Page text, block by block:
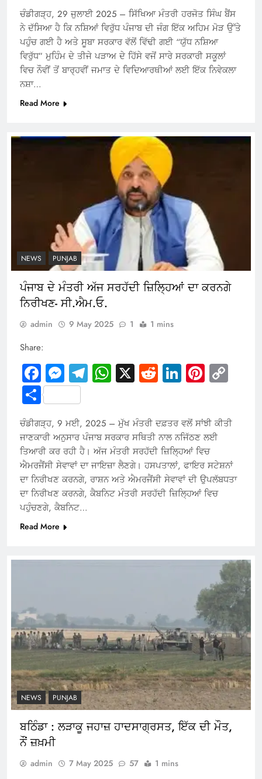
ਚੰਡੀਗੜ੍ਹ, 29 ਜੁਲਾਈ 2025 – ਸਿੱਖਿਆ ਮੰਤਰੀ ਹਰਜੋਤ ਸਿੰਘ ਬੈਂਸ
ਨੇ ਦੱਸਿਆ ਹੈ ਕਿ ਨਸ਼ਿਆਂ ਵਿਰੁੱਧ ਪੰਜਾਬ ਦੀ ਜੰਗ ਇੱਕ ਅਹਿਮ ਮੋੜ ਉੱਤੇ
ਪਹੁੰਚ ਗਈ ਹੈ ਅਤੇ ਸੂਬਾ ਸਰਕਾਰ ਵੱਲੋਂ ਵਿੱਢੀ ਗਈ “ਯੁੱਧ ਨਸ਼ਿਆ
ਵਿਰੁੱਧ” ਮੁਹਿੰਮ ਦੇ ਤੀਜੇ ਪੜਾਅ ਦੇ ਹਿੱਸੇ ਵਜੋਂ ਸਾਰੇ ਸਰਕਾਰੀ ਸਕੂਲਾਂ
ਵਿਚ ਨੌਵੀਂ ਤੋਂ ਬਾਰ੍ਹਵੀਂ ਜਮਾਤ ਦੇ ਵਿਦਿਆਰਥੀਆਂ ਲਈ ਇੱਕ ਨਿਵੇਕਲਾ
ਨਸ਼ਾ…
Read More
NEWS PUNJAB
ਪੰਜਾਬ ਦੇ ਮੰਤਰੀ ਅੱਜ ਸਰਹੱਦੀ ਜ਼ਿਲ੍ਹਿਆਂ ਦਾ ਕਰਨਗੇ
ਨਿਰੀਖਣ- ਸੀ.ਐਮ.ਓ.
admin 9 May 2025 1 1 mins
Share:
Facebook
Messenger
Telegram
WhatsApp
X RedditLinkedIn
Share
ਚੰਡੀਗੜ੍ਹ, 9 ਮਈ, 2025 – ਮੁੱਖ ਮੰਤਰੀ ਦਫ਼ਤਰ ਵਲੋਂ ਸਾਂਝੀ ਕੀਤੀ
ਜਾਣਕਾਰੀ ਅਨੁਸਾਰ ਪੰਜਾਬ ਸਰਕਾਰ ਸਥਿਤੀ ਨਾਲ ਨਜਿੱਠਣ ਲਈ
ਤਿਆਰੀ ਕਰ ਰਹੀ ਹੈ। ਅੱਜ ਮੰਤਰੀ ਸਰਹੱਦੀ ਜ਼ਿਲ੍ਹਿਆਂ ਵਿਚ
ਐਮਰਜੈਂਸੀ ਸੇਵਾਵਾਂ ਦਾ ਜਾਇਜ਼ਾ ਲੈਣਗੇ। ਹਸਪਤਾਲਾਂ, ਫਾਇਰ ਸਟੇਸ਼ਨਾਂ
ਦਾ ਨਿਰੀਖਣ ਕਰਨਗੇ, ਰਾਸ਼ਨ ਅਤੇ ਐਮਰਜੈਂਸੀ ਸੇਵਾਵਾਂ ਦੀ ਉਪਲੱਬਧਤਾ
ਦਾ ਨਿਰੀਖਣ ਕਰਨਗੇ, ਕੈਬਨਿਟ ਮੰਤਰੀ ਸਰਹੱਦੀ ਜ਼ਿਲ੍ਹਿਆਂ ਵਿਚ
ਪਹੁੰਚਣਗੇ, ਕੈਬਨਿਟ…
Read More
NEWS PUNJAB
ਬਠਿੰਡਾ : ਲੜਾਕੂ ਜਹਾਜ਼ ਹਾਦਸਾਗ੍ਰਸਤ, ਇੱਕ ਦੀ ਮੌਤ,
ਨੌਂ ਜ਼ਖ਼ਮੀ
admin 7 May 2025 57 1 mins